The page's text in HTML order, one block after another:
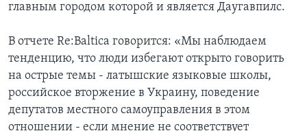
главным городом которой и является Даугавпилс.
В отчете Re:Baltica говорится: «Мы наблюдаем
тенденцию, что люди избегают открыто говорить
на острые темы - латышские языковые школы,
российское вторжение в Украину, поведение
депутатов местного самоуправления в этом
отношении - если мнение не соответствует